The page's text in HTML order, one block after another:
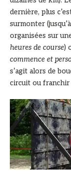
dernière, plus
surmonter
organisées sur
heures de course)
commence et
s’agit alors de
circuit ou franchir